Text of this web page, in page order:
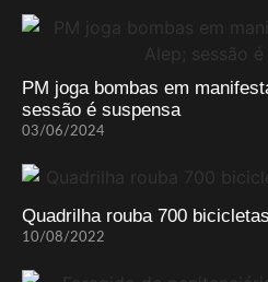
PM joga bombas em
sessão é suspensa
03/06/2024
Quadrilha rouba 700
10/08/2022